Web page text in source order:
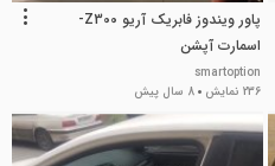
پاور ویندوز فابریک آریو Z300-
اسمارت آپشن
smartoption
236 نمایش
8 سال پیش